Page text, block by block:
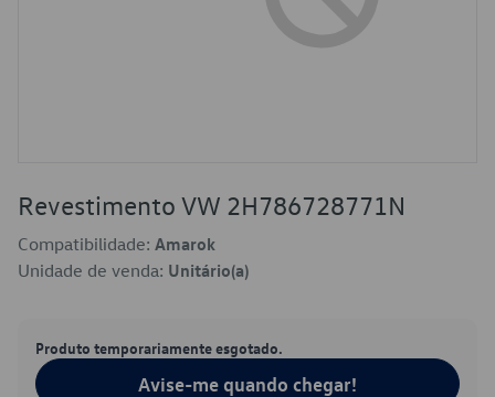
Revestimento VW 2H786728771N
Compatibilidade: Amarok
Unidade de venda: Unitário(a)
Produto temporariamente esgotado.
Avise-me quando chegar!